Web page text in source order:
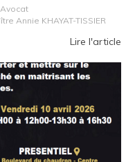
Annie KHAYAT-TISSIER
Lire l'article